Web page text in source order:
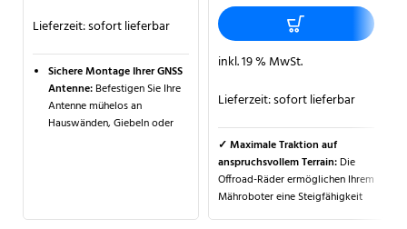
Lieferzeit:sofort lieferbar
Sichere Montage Ihrer GNSS
Antenne: Befestigen Sie Ihre
Antenne mühelos an
Hauswänden, Giebeln oder
180°-RTK Antennenhalter und
inkl. 19 % MwSt.
Lieferzeit:sofort lieferbar
✓ Maximale Traktion auf
anspruchsvollem Terrain: Die
Offroad-Räder ermöglichen Ihrem
Mähroboter eine Steigfähigkeit